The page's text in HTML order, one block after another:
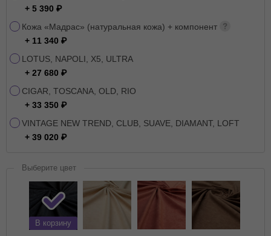
+ 5 390
Кожа «Мадрас» (натуральная кожа) + компонент
+ 11 340
LOTUS, NAPOLI, X5, ULTRA
+ 27 680
CIGAR, TOSCANA, OLD, RIO
+ 33 350
VINTAGE NEW TREND, CLUB, SUAVE, DIAMANT, LOFT
+ 39 020
Выберите цвет
В корзину